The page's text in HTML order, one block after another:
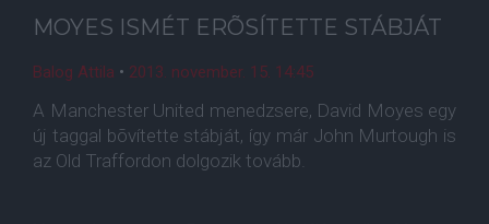
MOYES ISMÉT ERÕSÍTETTE STÁBJÁT
Balog Attila • 2013. november. 15. 14:45
A Manchester United menedzsere, David Moyes egy
új taggal bõvítette stábját, így már John Murtough is
az Old Traffordon dolgozik tovább.